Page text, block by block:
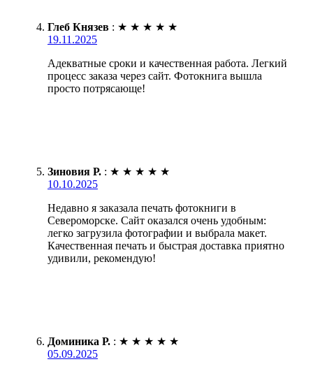
Глеб Князев : ★ ★ ★ ★ ★
19.11.2025
Адекватные сроки и качественная работа. Легкий
процесс заказа через сайт. Фотокнига вышла
просто потрясающе!
Зиновия Р. : ★ ★ ★ ★ ★
10.10.2025
Недавно я заказала печать фотокниги в
Североморске. Сайт оказался очень удобным:
легко загрузила фотографии и выбрала макет.
Качественная печать и быстрая доставка приятно
удивили, рекомендую!
Доминика Р. : ★ ★ ★ ★ ★
05.09.2025